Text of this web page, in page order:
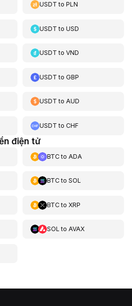
USDT toPLN
USDT toUSD
USDT toVND
USDT toGBP
USDT toAUD
USDT toCHF
điện tử
BTCto ADA
BTCto SOL
BTCto XRP
SOL to AVAX